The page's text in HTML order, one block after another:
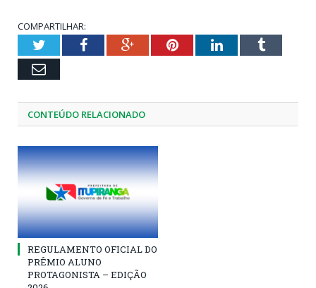
COMPARTILHAR:
TwitterFacebookGoogle+PinterestLinkedInTumblr
Email
CONTEÚDO RELACIONADO
REGULAMENTO OFICIAL DO
PRÊMIO ALUNO
PROTAGONISTA – EDIÇÃO